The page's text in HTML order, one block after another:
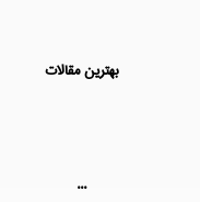
بهترین مقالات
...